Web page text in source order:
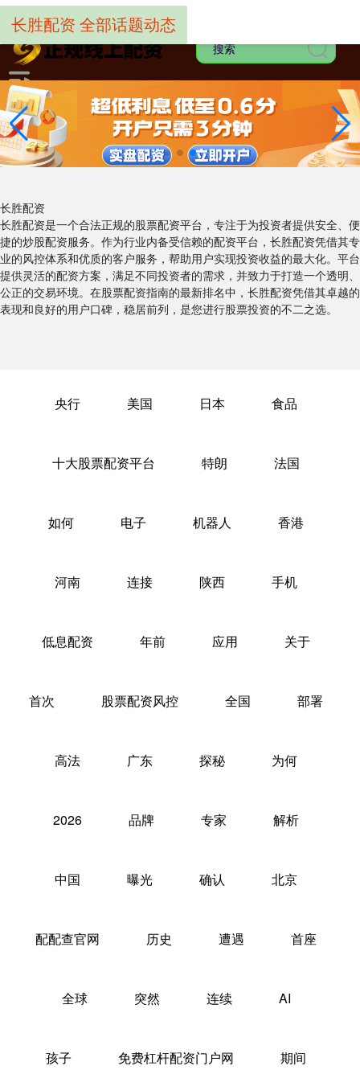
-->
长胜配资
长胜配资是一个合法正规的股票配资平台，专注于为投资者提供安全、便
捷的炒股配资服务。作为行业内备受信赖的配资平台，长胜配资凭借其专
业的风控体系和优质的客户服务，帮助用户实现投资收益的最大化。平台
提供灵活的配资方案，满足不同投资者的需求，并致力于打造一个透明、
公正的交易环境。在股票配资指南的最新排名中，长胜配资凭借其卓越的
表现和良好的用户口碑，稳居前列，是您进行股票投资的不二之选。
长胜配资 全部话题动态
央行 美国 日本 食品
十大股票配资平台 特朗 法国
如何 电子 机器人 香港
河南 连接 陕西 手机
低息配资 年前 应用 关于
首次 股票配资风控 全国 部署
高法 广东 探秘 为何
2026 品牌 专家 解析
中国 曝光 确认 北京
配配查官网 历史 遭遇 首座
全球 突然 连续 AI
孩子 免费杠杆配资门户网 期间